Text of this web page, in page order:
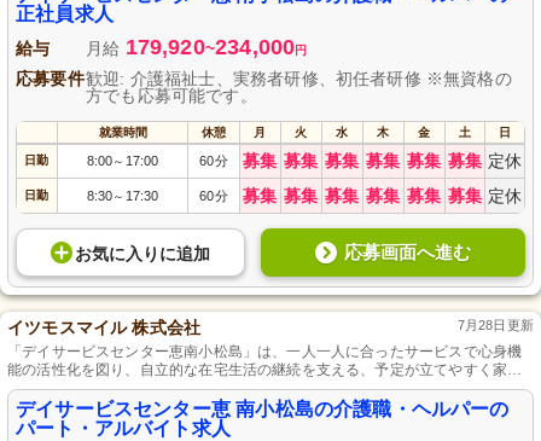
正社員求人
給与 月給 179,920~234,000円
応募要件歓迎: 介護福祉士、実務者研修、初任者研修 ※無資格の
方でも応募可能です。
就業時間 休憩 月 火 水 木 金 土 日
日勤 8:00～ 17:00 60分 募集 募集 募集 募集 募集 募集 定休
日勤 8:30～ 17:30 60分 募集 募集 募集 募集 募集 募集 定休
お気に入り に追加 応募画面へ進む
イツモスマイル 株式会社 7月28日更新
「デイサービスセンター恵南小松島」は、一人一人に合ったサービスで心身機
能の活性化を図り、自立的な在宅生活の継続を支える、予定が立てやすく家庭
と両立しやすい環境の施設です。
デイサービスセンター恵 南小松島の介護職・ヘルパーの
パート・アルバイト求人